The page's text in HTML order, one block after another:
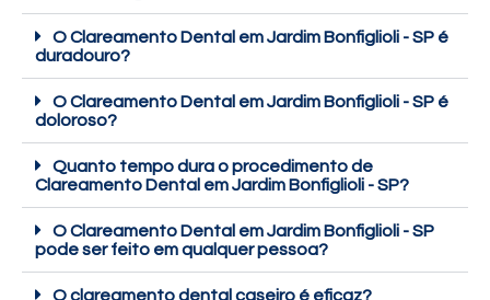
O Clareamento Dental em Jardim Bonfiglioli - SP é
duradouro?
O Clareamento Dental em Jardim Bonfiglioli - SP é
doloroso?
Quanto tempo dura o procedimento de
Clareamento Dental em Jardim Bonfiglioli - SP?
O Clareamento Dental em Jardim Bonfiglioli - SP
pode ser feito em qualquer pessoa?
O clareamento dental caseiro é eficaz?